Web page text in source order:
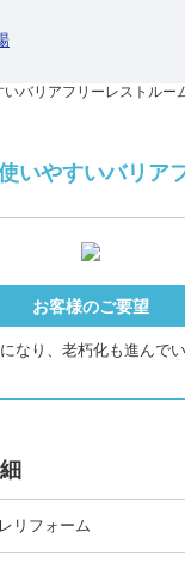
バリアフリーレストルー
いやすいバリア
お客様のご要望
なり、老朽化も進んで
リフォーム